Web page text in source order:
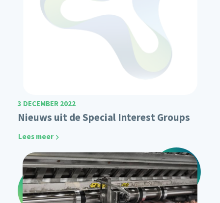
3 DECEMBER 2022
Nieuws uit de Special Interest Groups
Lees meer